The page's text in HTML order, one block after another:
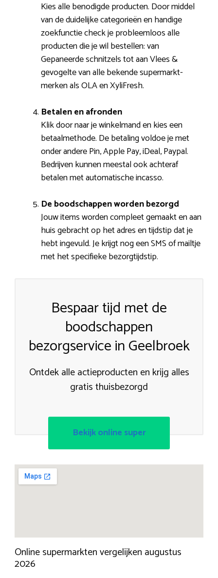
Kies alle benodigde producten. Door middel
van de duidelijke categorieën en handige
zoekfunctie check je probleemloos alle
producten die je wil bestellen: van
Gepaneerde schnitzels tot aan Vlees &
gevogelte van alle bekende supermarkt-
merken als OLA en XyliFresh.
Betalen en afronden
Klik door naar je winkelmand en kies een
betaalmethode. De betaling voldoe je met
onder andere Pin, Apple Pay, iDeal, Paypal.
Bedrijven kunnen meestal ook achteraf
betalen met automatische incasso.
De boodschappen worden bezorgd
Jouw items worden compleet gemaakt en aan
huis gebracht op het adres en tijdstip dat je
hebt ingevuld. Je krijgt nog een SMS of mailtje
met het specifieke bezorgtijdstip.
Bespaar tijd met de
boodschappen
bezorgservice in Geelbroek
Ontdek alle actieproducten en krijg alles
gratis thuisbezorgd
Bekijk online super
Online supermarkten vergelijken augustus
2026